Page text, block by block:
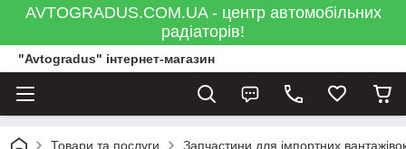
AVTOGRADUS.COM.UA - центр автомобільних
радіаторів!
"Avtogradus" інтернет-магазин
Товари та послуги Запчастини для імпортних